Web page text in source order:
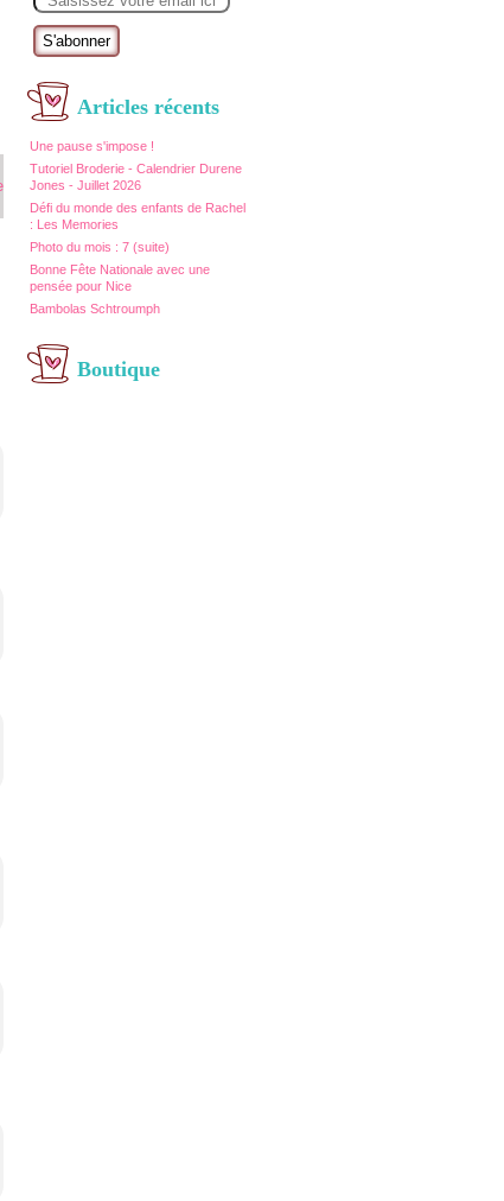
Articles récents
Une pause s'impose !
Tutoriel Broderie - Calendrier Durene
Jones - Juillet 2026
Défi du monde des enfants de Rachel
: Les Memories
Photo du mois : 7 (suite)
Bonne Fête Nationale avec une
pensée pour Nice
Bambolas Schtroumph
Boutique